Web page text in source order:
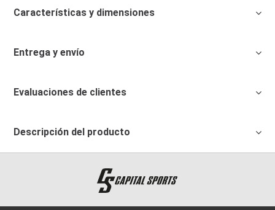
Características y dimensiones
Entrega y envío
Evaluaciones de clientes
Descripción del producto